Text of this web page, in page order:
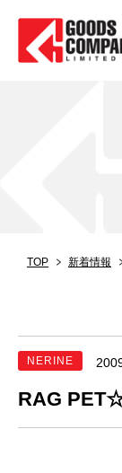
TOP 新着情報
NERINE
RAG